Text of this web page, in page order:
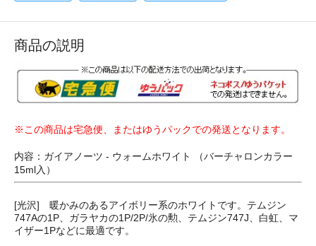
商品の説明
※この商品は宅急便、またはゆうパックでの発送となります。
内容：ガイアノーツ - ウォームホワイト （バーチャロンカラー
15ml入）
[光沢] 暖かみのあるアイボリー系のホワイトです。テムジン
747Aの1P、ガラヤカの1P/2P/氷の勲、テムジン747J、白虹、マ
イザー1Pなどに最適です。